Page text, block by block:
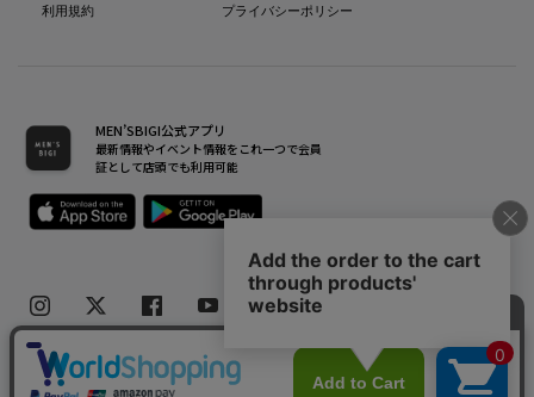
利用規約
プライバシーポリシー
MEN’SBIGI公式アプリ
最新情報やイベント情報をこれ一つで会員
証として店頭でも利用可能
Copyright(C) Bigi Co.,Ltd.All Rights Reserved.